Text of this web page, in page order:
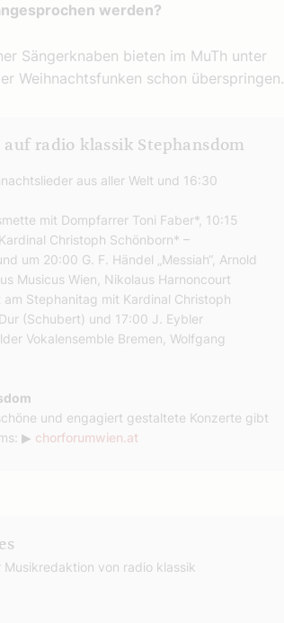
werden?
Sängerknaben bieten im MuTh unter
Weihnachtsfunken schon überspringen.
radio klassik Stephansdom
aus aller Welt und 16:30
mit Dompfarrer Toni Faber*, 10:15
Christoph Schönborn* –
um 20:00 G. F. Händel „Messiah“, Arnold
Musicus Wien, Nikolaus Harnoncourt
Stephanitag mit Kardinal Christoph
(Schubert) und 17:00 J. Eybler
Vokalensemble Bremen, Wolfgang
und engagiert gestaltete Konzerte gibt
▶ chorforumwien.at
von radio klassik